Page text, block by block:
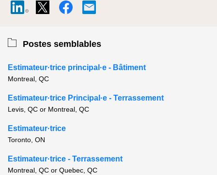
Postes semblables
Estimateur·trice principal·e - Bâtiment
Montreal, QC
Estimateur·trice Principal·e - Terrassement
Levis, QC or Montreal, QC
Estimateur·trice
Toronto, ON
Estimateur·trice - Terrassement
Montreal, QC or Quebec, QC